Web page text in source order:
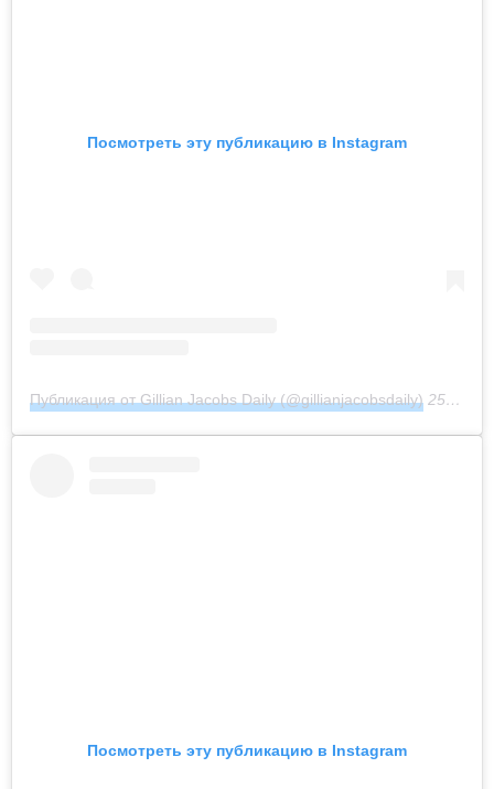
Посмотреть эту публикацию в Instagram
Публикация от Gillian Jacobs Daily (@gillianjacobsdaily) 25 Фев 2019 в 7:38 PST
Посмотреть эту публикацию в Instagram